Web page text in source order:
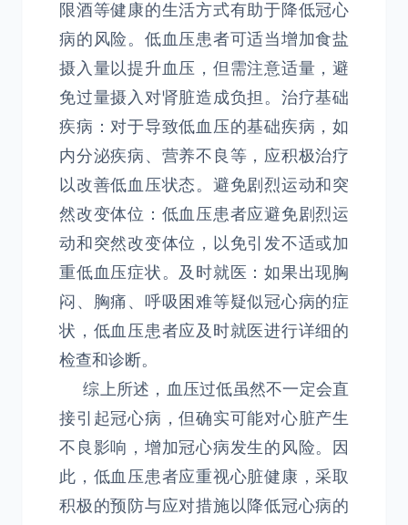
限酒等健康的生活方式有助于降低冠心
病的风险。低血压患者可适当增加食盐
摄入量以提升血压，但需注意适量，避
免过量摄入对肾脏造成负担。治疗基础
疾病：对于导致低血压的基础疾病，如
内分泌疾病、营养不良等，应积极治疗
以改善低血压状态。避免剧烈运动和突
然改变体位：低血压患者应避免剧烈运
动和突然改变体位，以免引发不适或加
重低血压症状。及时就医：如果出现胸
闷、胸痛、呼吸困难等疑似冠心病的症
状，低血压患者应及时就医进行详细的
检查和诊断。
综上所述，血压过低虽然不一定会直
接引起冠心病，但确实可能对心脏产生
不良影响，增加冠心病发生的风险。因
此，低血压患者应重视心脏健康，采取
积极的预防与应对措施以降低冠心病的